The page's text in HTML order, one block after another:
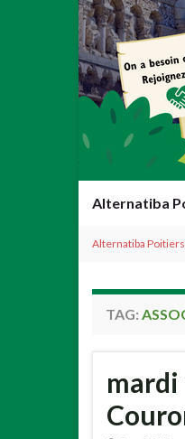
Alternatiba
Alternatiba Poitiers
TAG:
mardi